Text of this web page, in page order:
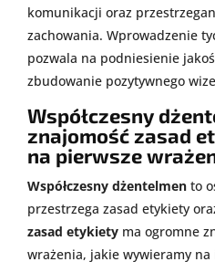
komunikacji oraz
zachowania. Wprowadzenie
pozwala na podniesienie
zbudowanie pozytywnego
Współczesny
znajomość zasad
na pierwsze
Współczesny dżentelmen to
przestrzega zasad etykiety
zasad etykiety ma ogromne
wrażenia, jakie wywieramy